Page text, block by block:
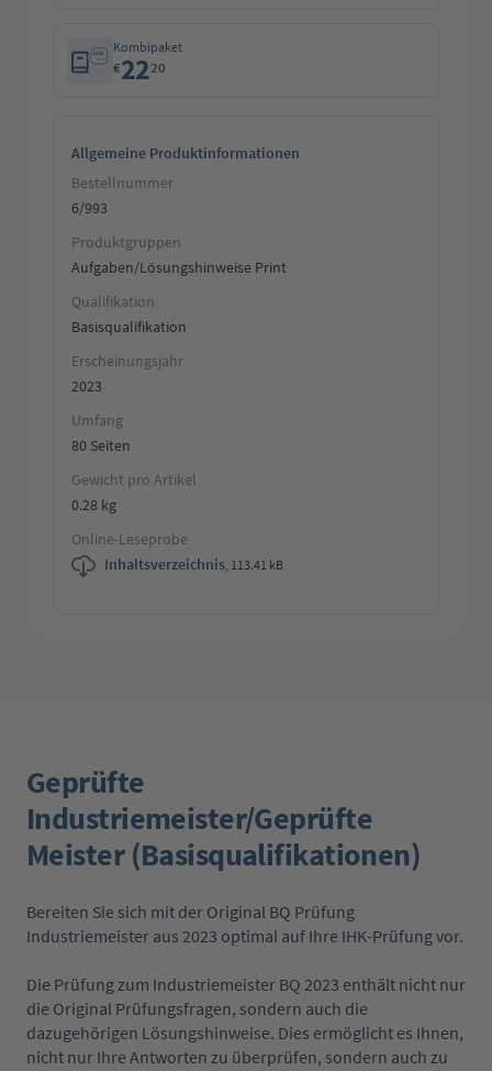
Kombipaket
€2220
Allgemeine Produktinformationen
Bestellnummer
6/993
Produktgruppen
Aufgaben/Lösungshinweise Print
Qualifikation
Basisqualifikation
Erscheinungsjahr
2023
Umfang
80 Seiten
Gewicht pro Artikel
0.28 kg
Online-Leseprobe
Inhaltsverzeichnis, 113.41 kB
Geprüfte
Industriemeister/Geprüfte
Meister (Basisqualifikationen)
Bereiten Sie sich mit der Original BQ Prüfung
Industriemeister aus 2023 optimal auf Ihre IHK-Prüfung vor.
Die Prüfung zum Industriemeister BQ 2023 enthält nicht nur
die Original Prüfungsfragen, sondern auch die
dazugehörigen Lösungshinweise. Dies ermöglicht es Ihnen,
nicht nur Ihre Antworten zu überprüfen, sondern auch zu